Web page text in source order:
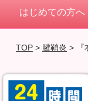
はじめての方へ
TOP> 腱鞘炎 > 『